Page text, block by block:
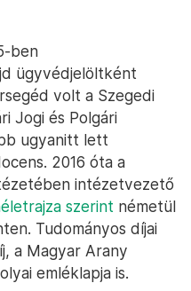
ben
ügyvédjelöltként
volt a Szegedi
Jogi és Polgári
ugyanitt lett
2016 óta a
intézetvezető
szerint németül
Tudományos díjai
a Magyar Arany
emléklapja is.